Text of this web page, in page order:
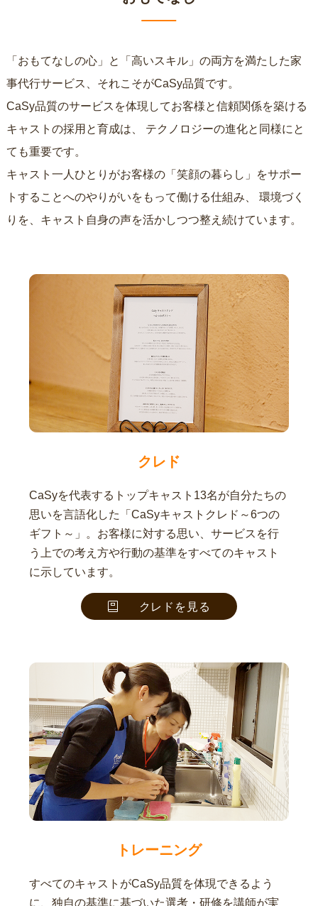
「おもてなしの心」と「高いスキル」の両方を満たした家
事代行サービス、それこそがCaSy品質です。
CaSy品質のサービスを体現してお客様と信頼関係を築ける
キャストの採用と育成は、
ても重要です。
キャスト一人ひとりがお客様の「笑顔の暮らし」をサポー
トすることへのやりがいをもって働ける仕組み、
りを、キャスト自身の声を活かしつつ整え続けています。
クレド
CaSyを代表するトップキャスト13名が自分たちの
思いを言語化した「CaSyキャストクレド～6つの
ギフト～」。お客様に対する思い、サービスを行
う上での考え方や行動の基準をすべてのキャスト
に示しています。
クレドを見る
トレーニング
すべてのキャストがCaSy品質を体現できるよう
に、独自の基準に基づいた選考・研修を講師が実